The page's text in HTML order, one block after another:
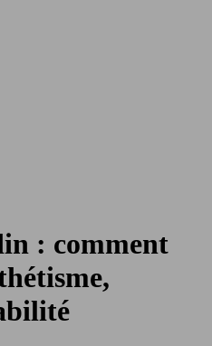
: comment